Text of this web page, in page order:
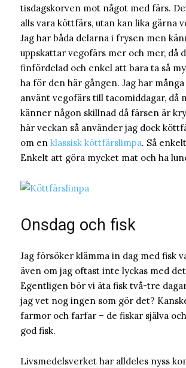
tisdagskorven mot något med färs.
alls vara köttfärs, utan kan lika gärna
Jag har båda delarna i frysen men
uppskattar vegofärs mer och mer, då
finfördelad och enkel att bara ta så
ha för den här gången. Jag har
använt vegofärs till tacomiddagar, då
känner någon skillnad då färsen är
här veckan så använder jag dock
om en klassisk köttfärslimpa. Så
Enkelt att göra mycket mat och ha
Onsdag och fisk
Jag försöker klämma in dag med fisk
även om jag oftast inte lyckas med det
Egentligen bör vi äta fisk två-tre
jag vet nog ingen som gör det?
farmor och farfar – de fiskar själva
god fisk.
Livsmedelsverket har alldeles nyss